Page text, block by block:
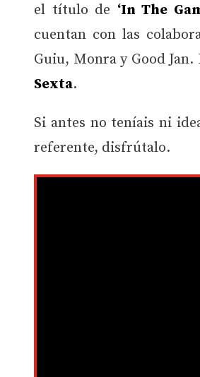
el título de ‘In The
cuentan con las
Guiu, Monra y Good
Sexta.
Si antes no teníais ni
referente, disfrútalo.